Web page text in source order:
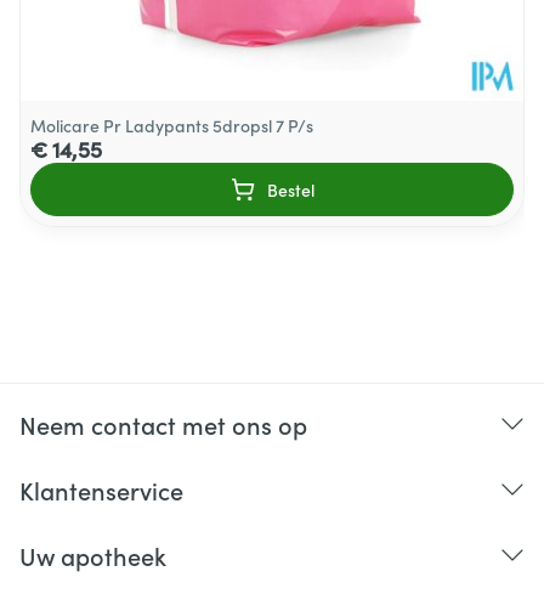
ondergoed.
Molicare Pr Ladypants 5dropsl 7 P/s
€ 14,55
Bestel
Neem contact met ons op
Klantenservice
Uw apotheek